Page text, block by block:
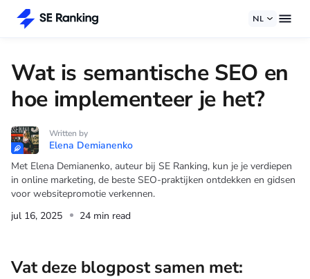
NL
Wat is semantische SEO en
hoe implementeer je het?
Written by
Elena Demianenko
Met Elena Demianenko, auteur bij SE Ranking, kun je je verdiepen
in online marketing, de beste SEO-praktijken ontdekken en gidsen
voor websitepromotie verkennen.
jul 16, 2025
24 min read
Vat deze blogpost samen met: